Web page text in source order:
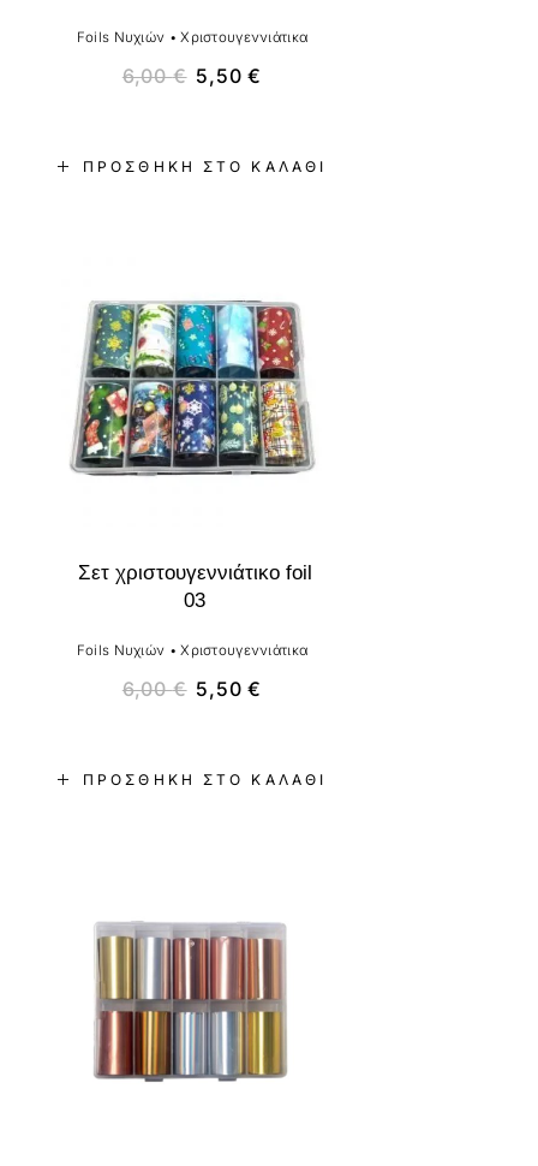
ΠΡΟΣΘΉΚΗ ΣΤΟ ΚΑΛΆΘΙ
Foils Νυχιών •Χριστουγεννιάτικα
6,00€ 5,50€
ΠΡΟΣΘΉΚΗ ΣΤΟ ΚΑΛΆΘΙ
Σετ χριστουγεννιάτικο foil
03
Foils Νυχιών •Χριστουγεννιάτικα
6,00€ 5,50€